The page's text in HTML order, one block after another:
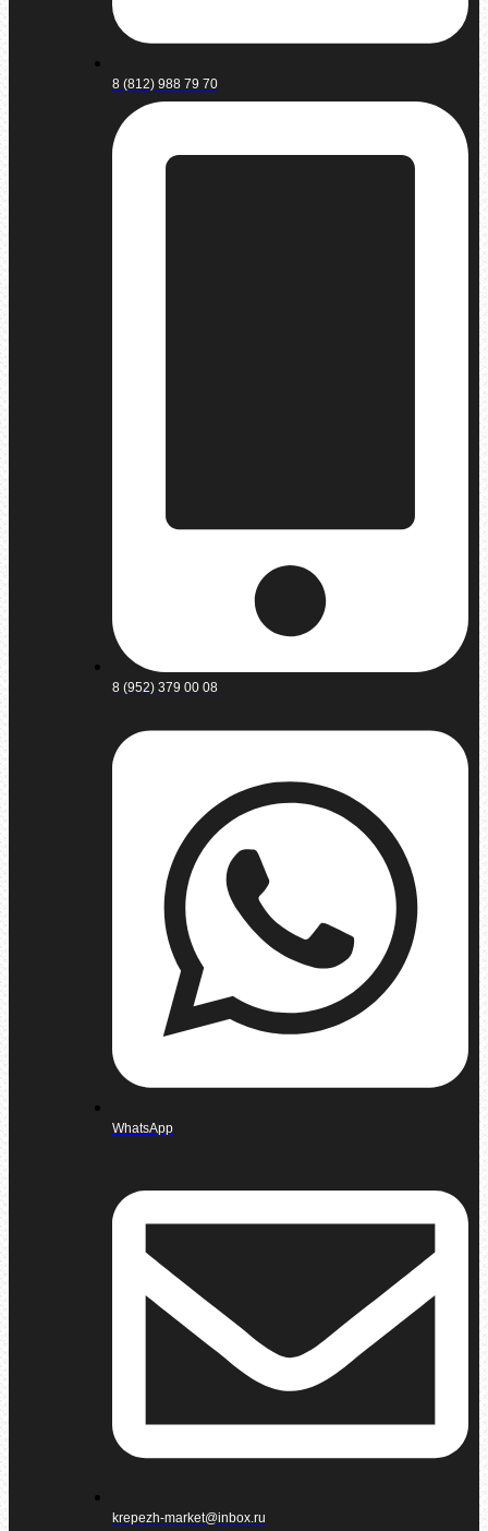
8 (812) 988 79 70
8 (952) 379 00 08
WhatsApp
krepezh-market@inbox.ru